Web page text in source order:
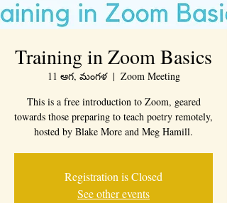
Training in Zoom Basics
11 ఆగ, మంగళ
  |
Zoom Meeting
This is a free introduction to Zoom, geared
towards those preparing to teach poetry remotely,
hosted by Blake More and Meg Hamill.
Registration is Closed
See other events